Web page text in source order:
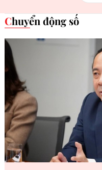
Chuyển động số